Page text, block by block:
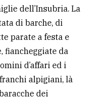
dell’Insubria. La
di barche, di
parate a festa e
fiancheggiate da
d’affari ed i
alpigiani, là
dei